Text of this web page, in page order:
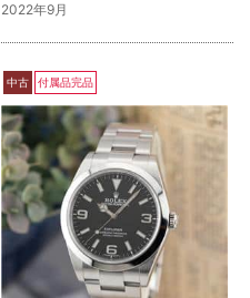
2022年9月
中古 付属品完品